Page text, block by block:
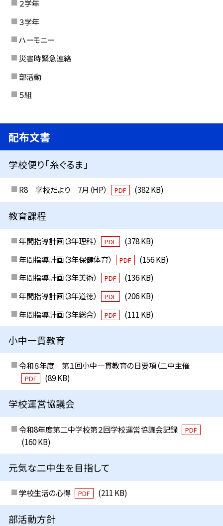
２学年
３学年
ハーモニー
災害時緊急連絡
部活動
５組
配布文書
学校便り「糸ぐるま」
R8 学校だより 7月（HP） PDF (382 KB)
教育課程
年間指導計画（3年理科） PDF
(378 KB)
年間指導計画（3年保健体育）
PDF
(156 KB)
年間指導計画（3年美術）
PDF
(136 KB)
年間指導計画（3年道徳）
PDF
(206 KB)
年間指導計画（3年総合）
PDF (111 KB)
小中一貫教育
令和８年度 第１回小中一貫教育の日要項（二中主催
PDF (89 KB)
学校運営協議会
令和8年度第二中学校第２回学校運営協議会記録 PDF
(160 KB)
元気な二中生を目指して
学校生活の心得 PDF (211 KB)
部活動方針